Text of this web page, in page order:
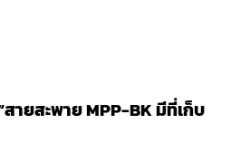
ายสะพาย MPP-BK มีที่เก็บ